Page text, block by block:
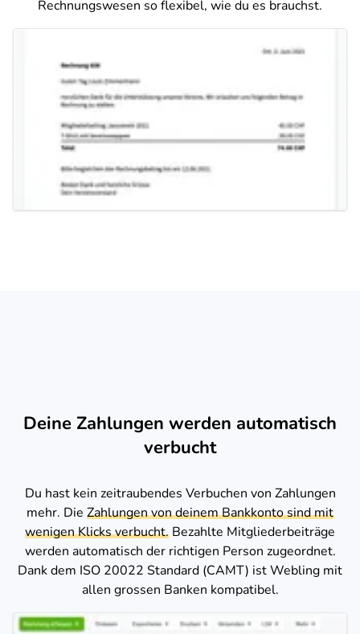
Rechnungswesen so flexibel, wie du es brauchst.
Deine Zahlungen werden automatisch
verbucht
Du hast kein zeitraubendes Verbuchen von Zahlungen
mehr. Die Zahlungen von deinem Bankkonto sind mit
wenigen Klicks verbucht. Bezahlte Mitgliederbeiträge
werden automatisch der richtigen Person zugeordnet.
Dank dem ISO 20022 Standard (CAMT) ist Webling mit
allen grossen Banken kompatibel.